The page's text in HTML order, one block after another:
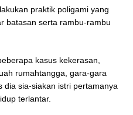
praktik poligami yang
batasan serta rambu-rambu
kasus kekerasan,
rumahtangga, gara-gara
dia sia-siakan istri pertamanya
terlantar.